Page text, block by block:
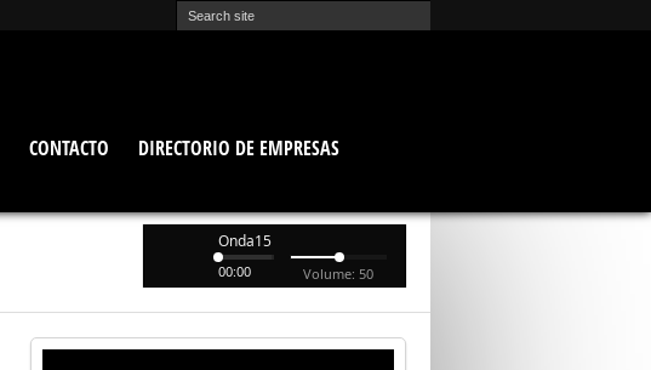
CONTACTO
DIRECTORIO DE EMPRESAS
Onda15
00:00 Volume: 50